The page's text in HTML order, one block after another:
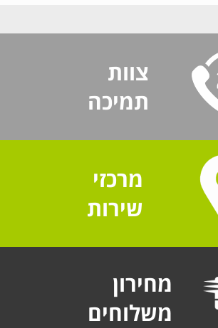
צוות
תמיכה
מרכזי
שירות
מחירון
משלוחים